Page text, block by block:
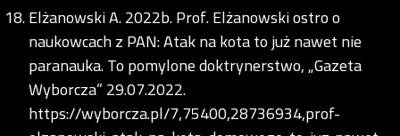
Elżanowski A. 2022b. Prof. Elżanowski ostro o
naukowcach z PAN: Atak na kota to już nawet nie
paranauka. To pomylone doktrynerstwo, „Gazeta
Wyborcza” 29.07.2022.
https://wyborcza.pl/7,75400,28736934,prof-